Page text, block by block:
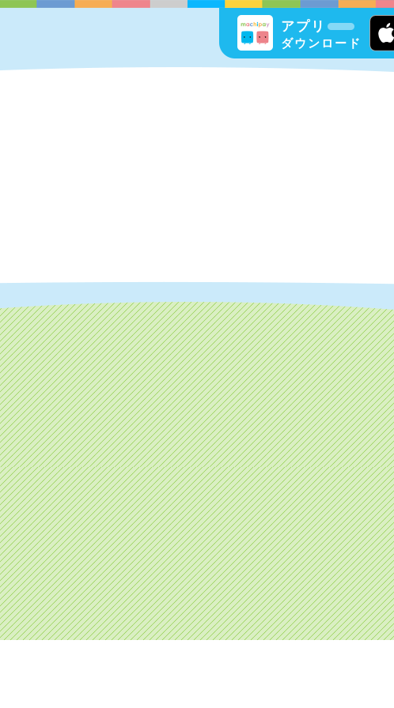
アプリ
ダウンロード